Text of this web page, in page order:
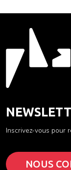
Inscrivez-vous pour
NOUS